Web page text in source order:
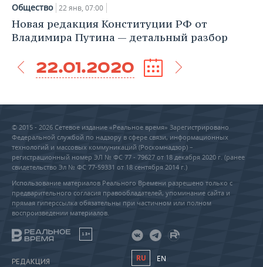
Общество 22 янв, 07:00
Новая редакция Конституции РФ от
Владимира Путина — детальный разбор
22.01.2020
© 2015 - 2026 Сетевое издание «Реальное время» Зарегистрировано
Федеральной службой по надзору в сфере связи, информационных
технологий и массовых коммуникаций (Роскомнадзор) –
регистрационный номер ЭЛ № ФС 77 - 79627 от 18 декабря 2020 г. (ранее
свидетельство Эл № ФС 77-59331 от 18 сентября 2014 г.)
Использование материалов Реального Времени разрешено только с
предварительного согласия правообладателей, упоминание сайта и
прямая гиперссылка обязательны при частичном или полном
воспроизведении материалов.
18+
РЕДАКЦИЯ RU EN